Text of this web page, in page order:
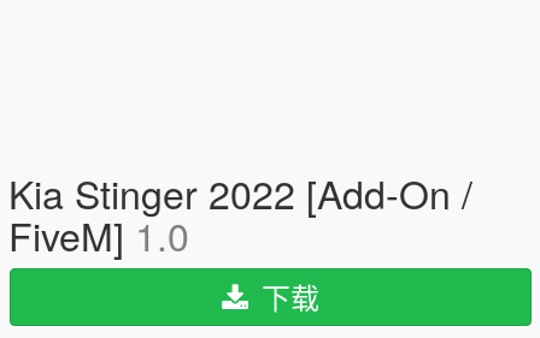
Kia Stinger 2022 [Add-On /
FiveM] 1.0
下载